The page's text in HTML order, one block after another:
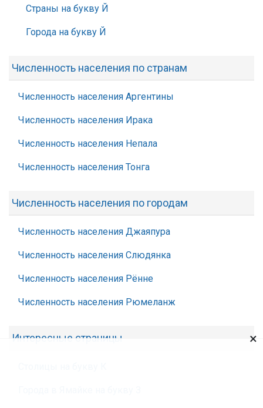
Страны на букву Й
Города на букву Й
Численность населения по странам
Численность населения Аргентины
Численность населения Ирака
Численность населения Непала
Численность населения Тонга
Численность населения по городам
Численность населения Джаяпура
Численность населения Слюдянка
Численность населения Рённе
Численность населения Рюмеланж
Интересные страницы ×